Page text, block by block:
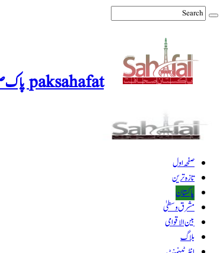
paksahafat پاک صحافت
صفحہ اول
تازہ ترین
پاکستان
مشرق وسطیٰ
بین الاقوامی
بلاگ